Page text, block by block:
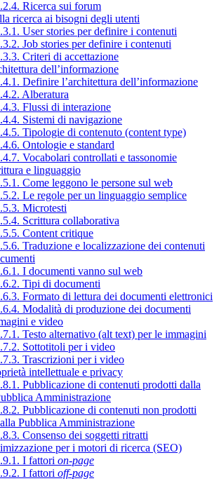
Ricerca sui forum
ricerca ai bisogni degli utenti
User stories per definire i contenuti
Job stories per definire i contenuti
Criteri di accettazione
dell’informazione
Definire l’architettura dell’informazione
Alberatura
Flussi di interazione
Sistemi di navigazione
Tipologie di contenuto (content type)
Ontologie e standard
Vocabolari controllati e tassonomie
e linguaggio
Come leggono le persone sul web
Le regole per un linguaggio semplice
Microtesti
Scrittura collaborativa
Content critique
Traduzione e localizzazione dei contenuti
I documenti vanno sul web
Tipi di documenti
Formato di lettura dei documenti elettronici
Modalità di produzione dei documenti
e video
Testo alternativo (alt text) per le immagini
Sottotitoli per i video
Trascrizioni per i video
intellettuale e privacy
Pubblicazione di contenuti prodotti dalla
Amministrazione
Pubblicazione di contenuti non prodotti
Pubblica Amministrazione
Consenso dei soggetti ritratti
per i motori di ricerca (SEO)
I fattori on-page
I fattori off-page